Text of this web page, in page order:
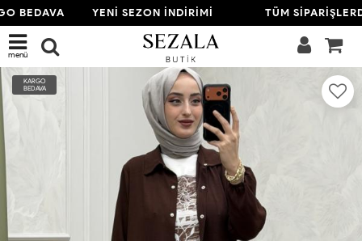
BEDAVA YENİ SEZON İNDİRİMİ TÜM
menü
KARGO
BEDAVA